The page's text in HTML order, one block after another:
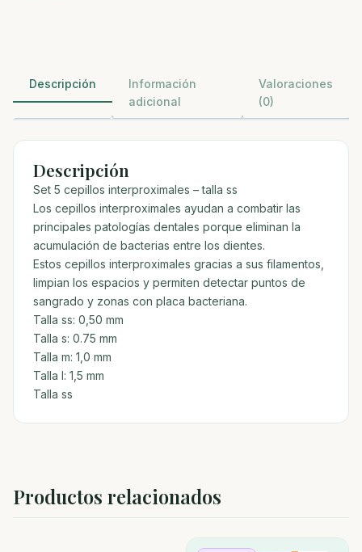
Descripción
Información
adicional
Valoraciones
(0)
Descripción
Set 5 cepillos interproximales – talla ss
Los cepillos interproximales ayudan a combatir las
principales patologías dentales porque eliminan la
acumulación de bacterias entre los dientes.
Estos cepillos interproximales gracias a sus filamentos,
limpian los espacios y permiten detectar puntos de
sangrado y zonas con placa bacteriana.
Talla ss: 0,50 mm
Talla s: 0.75 mm
Talla m: 1,0 mm
Talla l: 1,5 mm
Talla ss
Productos relacionados